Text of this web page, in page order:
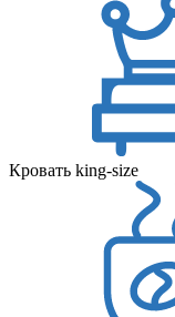
Кровать king-size